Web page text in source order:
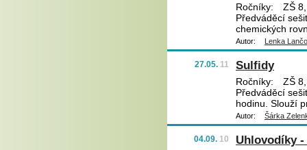
Ročníky:
ZŠ
Předváděcí
chemických
Autor: Lenka
27.05. 11 Sulfidy
Ročníky:
ZŠ 8,
Předváděcí
hodinu. Slouží
Autor: Šárka
04.09. 10 Uhlovodíky